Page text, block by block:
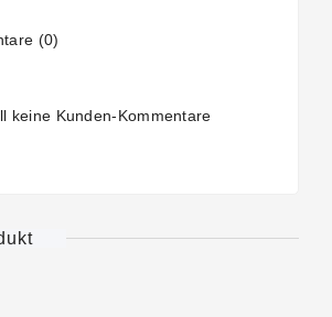
(0)
keine Kunden-Kommentare